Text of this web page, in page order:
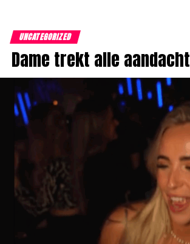
UNCATEGORIZED
Dame trekt alle aandacht